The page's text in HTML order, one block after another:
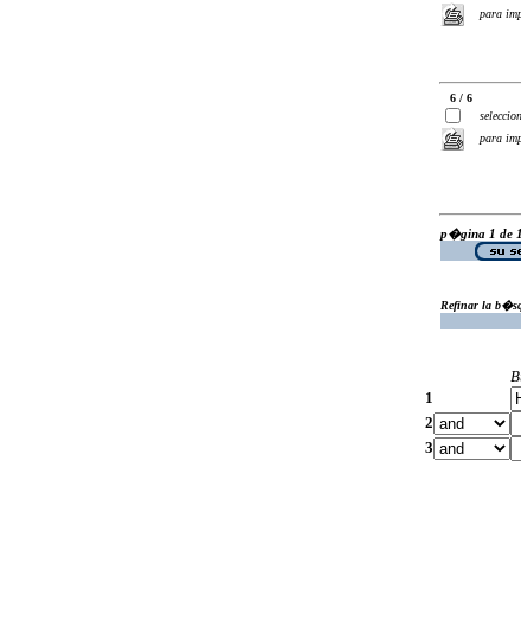
para
6 / 6
para
p�gina 1 de 1
Refinar la
1
2
3